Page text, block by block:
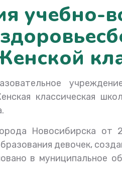
учебно-
классическая
Новосибирска
девочек,
в муниципальное